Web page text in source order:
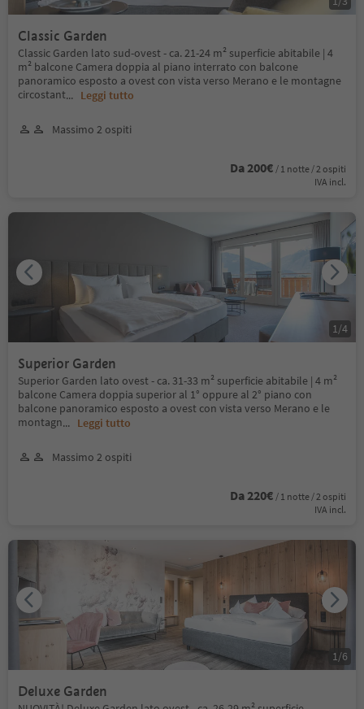
Classic Garden
Classic Garden lato sud-ovest - ca. 21-24 m² superficie abitabile | 4
m² balcone Camera doppia al piano interrato con balcone
panoramico esposto a ovest con vista verso Merano e le montagne
circostant... Leggi tutto
Massimo 2 ospiti
Da 200€ / 1 notte / 2 ospiti
IVA incl.
Superior Garden
Superior Garden lato ovest - ca. 31-33 m² superficie abitabile | 4 m²
balcone Camera doppia superior al 1° oppure al 2° piano con
balcone panoramico esposto a ovest con vista verso Merano e le
montagn... Leggi tutto
Massimo 2 ospiti
Da 220€ / 1 notte / 2 ospiti
IVA incl.
1 /4
Deluxe Garden
1 /6